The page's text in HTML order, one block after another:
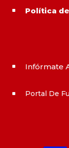
^ Política
^ Infórmate
^ Portal De